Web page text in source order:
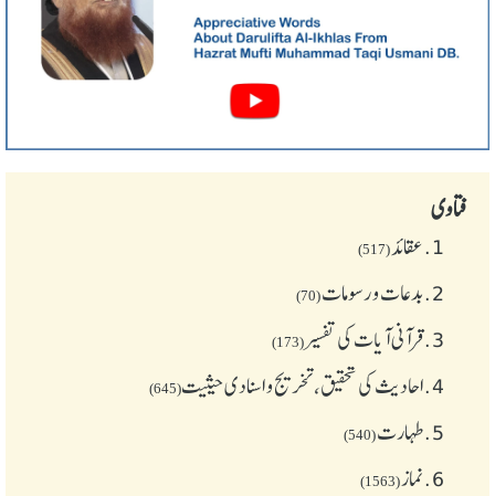
فتاوی
1. عقائد(517)
2. بدعات و رسومات(70)
3. قرآنی آیات کی تفسیر(173)
4. احادیث کی تحقیق، تخریج و اسنادی حیثیت(645)
5. طهارت(540)
6. نماز(1563)